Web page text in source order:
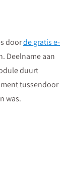
doorde gratis e-
Deelname aan
duurt
tussendoor
was.